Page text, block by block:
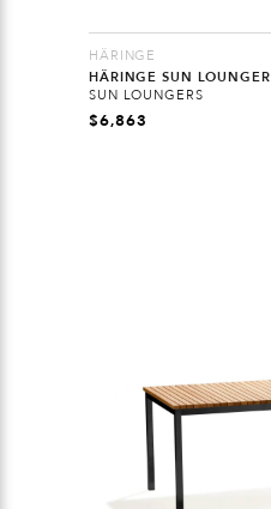
HÄRINGE
HÄRINGE SUN LOUNGER
SUN LOUNGERS
$6,863